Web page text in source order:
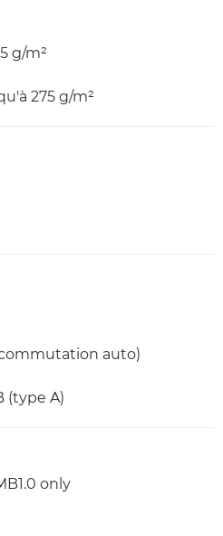
g/m²
275 g/m²
auto)
(type A)
only